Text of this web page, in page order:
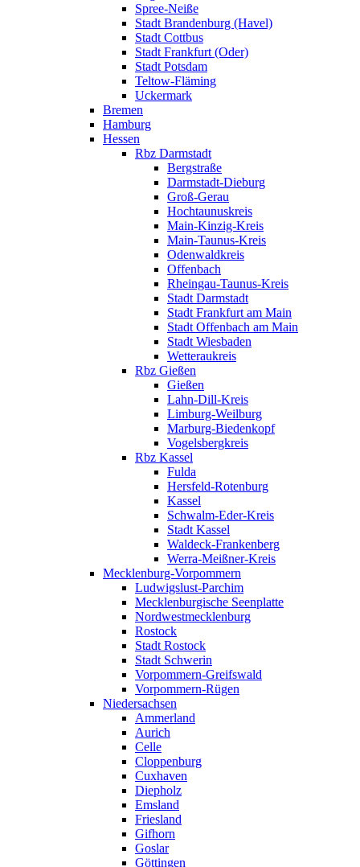
Spree-Neiße
Stadt Brandenburg (Havel)
Stadt Cottbus
Stadt Frankfurt (Oder)
Stadt Potsdam
Teltow-Fläming
Uckermark
Bremen
Hamburg
Hessen
Rbz Darmstadt
Bergstraße
Darmstadt-Dieburg
Groß-Gerau
Hochtaunuskreis
Main-Kinzig-Kreis
Main-Taunus-Kreis
Odenwaldkreis
Offenbach
Rheingau-Taunus-Kreis
Stadt Darmstadt
Stadt Frankfurt am Main
Stadt Offenbach am Main
Stadt Wiesbaden
Wetteraukreis
Rbz Gießen
Gießen
Lahn-Dill-Kreis
Limburg-Weilburg
Marburg-Biedenkopf
Vogelsbergkreis
Rbz Kassel
Fulda
Hersfeld-Rotenburg
Kassel
Schwalm-Eder-Kreis
Stadt Kassel
Waldeck-Frankenberg
Werra-Meißner-Kreis
Mecklenburg-Vorpommern
Ludwigslust-Parchim
Mecklenburgische Seenplatte
Nordwestmecklenburg
Rostock
Stadt Rostock
Stadt Schwerin
Vorpommern-Greifswald
Vorpommern-Rügen
Niedersachsen
Ammerland
Aurich
Celle
Cloppenburg
Cuxhaven
Diepholz
Emsland
Friesland
Gifhorn
Goslar
Göttingen